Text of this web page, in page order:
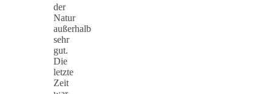
der
Natur
außerhalb
sehr
gut.
Die
letzte
Zeit